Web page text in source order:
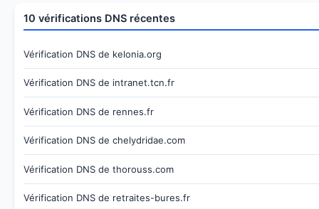
10 vérifications DNS récentes
Vérification DNS de kelonia.org
Vérification DNS de intranet.tcn.fr
Vérification DNS de rennes.fr
Vérification DNS de chelydridae.com
Vérification DNS de thorouss.com
Vérification DNS de retraites-bures.fr